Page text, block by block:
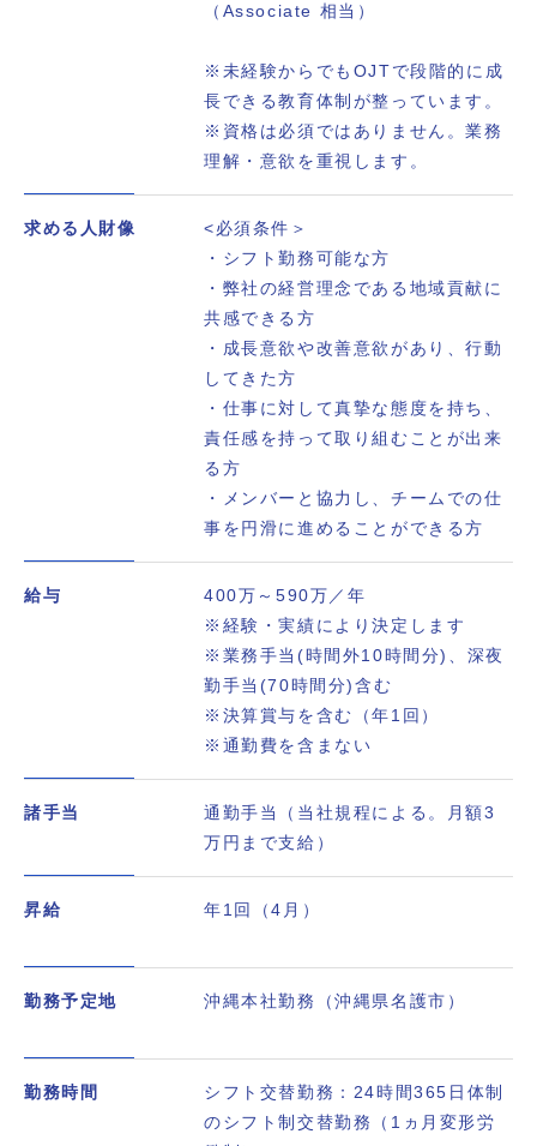
（Associate 相当）
※未経験からでもOJTで段階的に成
長できる教育体制が整っています。
※資格は必須ではありません。業務
理解・意欲を重視します。
求める人財像
<必須条件＞
・シフト勤務可能な方
・弊社の経営理念である地域貢献に
共感できる方
・成長意欲や改善意欲があり、行動
してきた方
・仕事に対して真摯な態度を持ち、
責任感を持って取り組むことが出来
る方
・メンバーと協力し、チームでの仕
事を円滑に進めることができる方
給与
400万～590万／年
※経験・実績により決定します
※業務手当(時間外10時間分)、深夜
勤手当(70時間分)含む
※決算賞与を含む（年1回）
※通勤費を含まない
諸手当
通勤手当（当社規程による。月額3
万円まで支給）
昇給 年1回（4月）
勤務予定地 沖縄本社勤務（沖縄県名護市）
勤務時間
シフト交替勤務：24時間365日体制
のシフト制交替勤務（1ヵ月変形労